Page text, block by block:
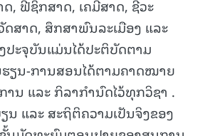
, ຟີຊິກສາດ, ເຄມີສາດ, ຊີວະ
ສາດ, ສຶກສາພົນລະເມືອງ ແລະ
ປະຈຸບັນແມ່ນໄດ້ປະຕິບັດຕາມ
ຽນ-ການສອນໄດ້ຕາມຄາດໝາຍ
ນ ແລະ ກິລາກໍານົດໄວ້ທຸກວິຊາ .
ແລະ ສະຖິຕິຄວາມເປັນຈິງຂອງ